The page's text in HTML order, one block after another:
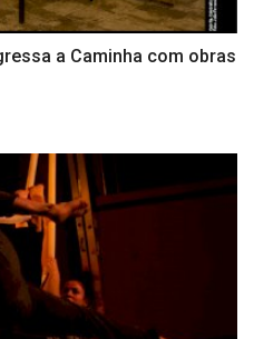
a Caminha com obras